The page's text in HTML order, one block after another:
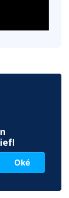
Oké